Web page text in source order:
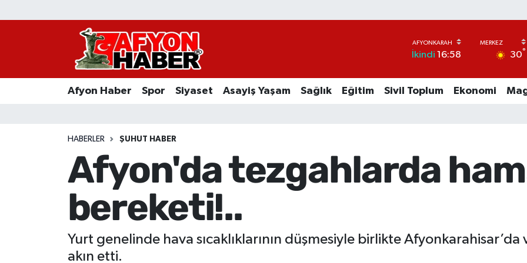
İkindi 16:58 30°
Afyon Haber Spor Siyaset Asayiş Yaşam Sağlık Eğitim Sivil Toplum Ekonomi
HABERLER ŞUHUT HABER
Afyon'da tezgahlarda
bereketi!..
Yurt genelinde hava sıcaklıklarının düşmesiyle birlikte
akın etti.
Afyon Haber
Asayiş Yaşam
Sivil Toplum
Ekonomi